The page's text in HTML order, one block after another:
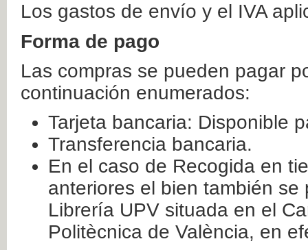
Los gastos de envío y el IVA
Forma de pago
Las compras se pueden pagar
continuación enumerados:
Tarjeta bancaria: Disponible
Transferencia bancaria.
En el caso de Recogida en
anteriores el bien también
Librería UPV situada en el
Politècnica de València, en